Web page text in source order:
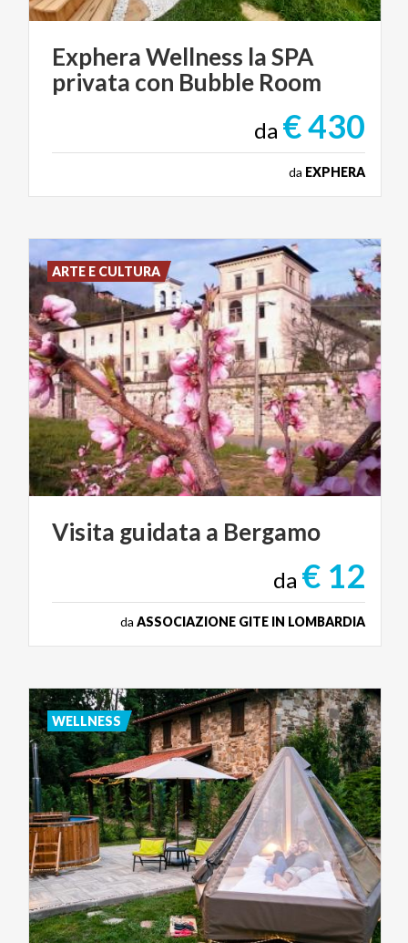
ExpheraWellness laSPA
privata con Bubble Room
da € 430
da EXPHERA
Visita guidata a Bergamo
da € 12
da ASSOCIAZIONE GITE IN LOMBARDIA
ARTE E CULTURA
WELLNESS